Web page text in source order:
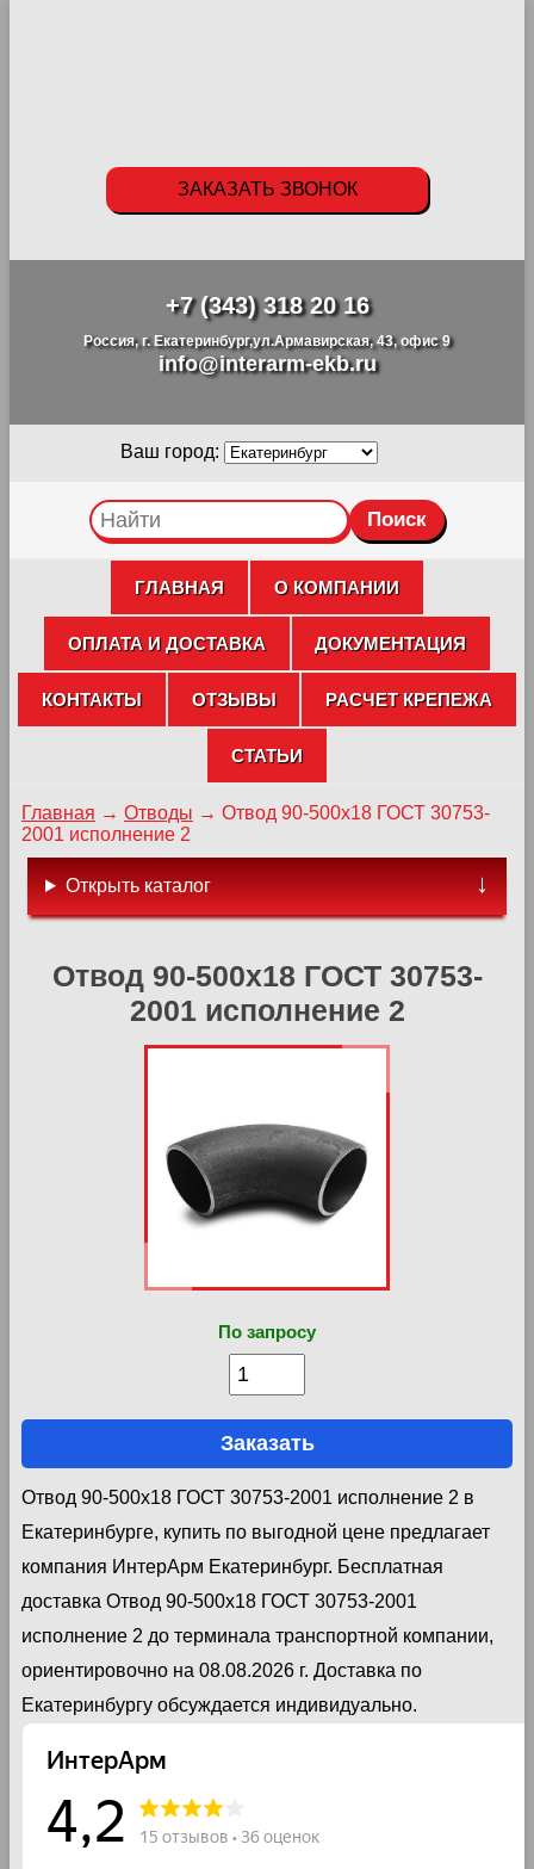
+7 (343) 318 20 16
Россия, г. Екатеринбург,ул.Армавирская, 43, офис 9
info@interarm-ekb.ru
ЗАКАЗАТЬ ЗВОНОК
Ваш город:
ГЛАВНАЯ О КОМПАНИИ
ОПЛАТА И ДОСТАВКА ДОКУМЕНТАЦИЯ
КОНТАКТЫ ОТЗЫВЫ РАСЧЕТ КРЕПЕЖА
СТАТЬИ
Главная → Отводы → Отвод 90-500х18 ГОСТ 30753-
2001 исполнение 2
Отвод 90-500х18 ГОСТ 30753-
2001 исполнение 2
По запросу
Заказать
Отвод 90-500х18 ГОСТ 30753-2001 исполнение 2 в
Екатеринбурге, купить по выгодной цене предлагает
компания ИнтерАрм Екатеринбург. Бесплатная
доставка Отвод 90-500х18 ГОСТ 30753-2001
исполнение 2 до терминала транспортной компании,
ориентировочно на 08.08.2026 г. Доставка по
Екатеринбургу обсуждается индивидуально.
Открыть каталог